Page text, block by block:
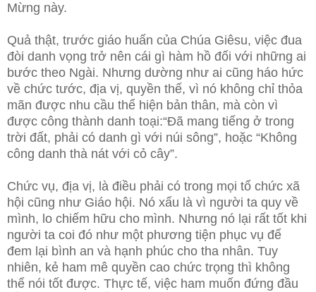
Mừng này.
Quả thật, trước giáo huấn của Chúa Giêsu, việc đua
đòi danh vọng trở nên cái gì hàm hồ đối với những ai
bước theo Ngài. Nhưng dường như ai cũng háo hức
về chức tước, địa vị, quyền thế, vì nó không chỉ thỏa
mãn được nhu cầu thể hiện bản thân, mà còn vì
được công thành danh toại:“Đã mang tiếng ở trong
trời đất, phải có danh gì với núi sông”, hoặc “Không
công danh thà nát với cỏ cây”.
Chức vụ, địa vị, là điều phải có trong mọi tổ chức xã
hội cũng như Giáo hội. Nó xấu là vì người ta quy về
mình, lo chiếm hữu cho mình. Nhưng nó lại rất tốt khi
người ta coi đó như một phương tiện phục vụ để
đem lại bình an và hạnh phúc cho tha nhân. Tuy
nhiên, kẻ ham mê quyền cao chức trọng thì không
thể nói tốt được. Thực tế, việc ham muốn đứng đầu